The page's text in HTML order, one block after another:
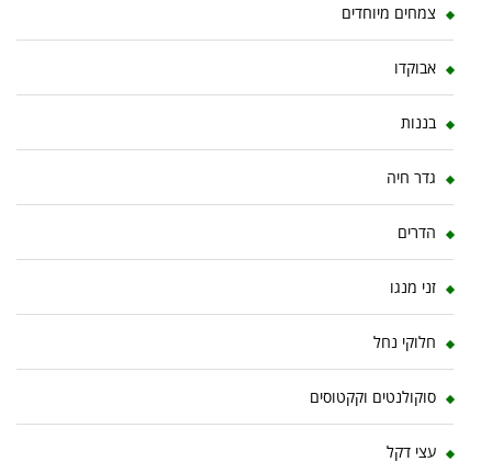
צמחים מיוחדים
אבוקדו
בננות
גדר חיה
הדרים
זני מנגו
חלוקי נחל
סוקולנטים וקקטוסים
עצי דקל